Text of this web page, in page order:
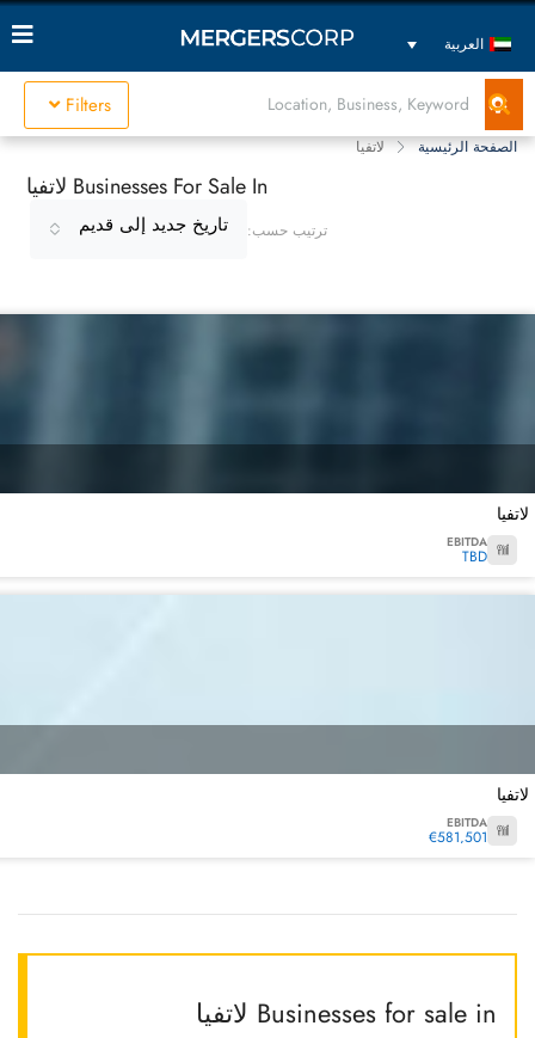
العربية
Filters
الصفحة الرئيسية لاتفيا
Businesses For Sale In لاتفيا
ترتيب حسب: تاريخ جديد إلى قديم
لاتفيا
EBITDA
TBD
لاتفيا
EBITDA
€581,501
Businesses for sale in لاتفيا